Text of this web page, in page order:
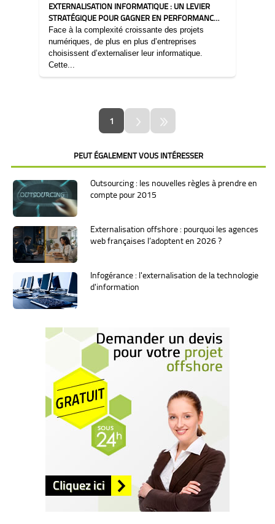
EXTERNALISATION INFORMATIQUE : UN LEVIER
STRATÉGIQUE POUR GAGNER EN PERFORMANCE
ET EN FLEXIBILITÉ
Face à la complexité croissante des projets
numériques, de plus en plus d’entreprises
choisissent d’externaliser leur informatique.
Cette...
1
PEUT ÉGALEMENT VOUS INTÉRESSER
Outsourcing : les nouvelles règles à prendre en
compte pour 2015
Externalisation offshore : pourquoi les agences
web françaises l’adoptent en 2026 ?
Infogérance : l'externalisation de la technologie
d'information